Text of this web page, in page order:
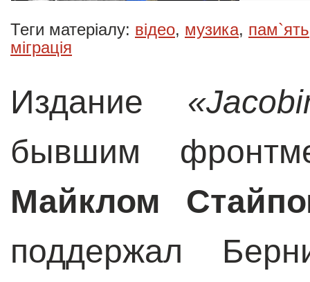
Теги матеріалу: відео, музика, пам`ять
міграція
Издание «
бывшим
Майклом
поддержал